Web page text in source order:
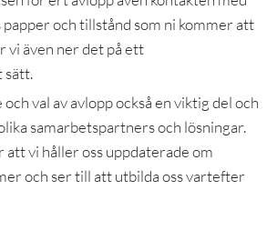
papper och tillstånd som ni kommer att
vi även ner det på ett
sätt.
val av avlopp också en viktig del och
samarbetspartners och lösningar.
att vi håller oss uppdaterade om
och ser till att utbilda oss vartefter